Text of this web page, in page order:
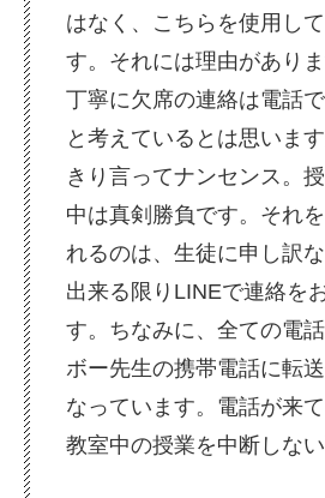
はなく、こちらを使用し
す。それには理由があり
丁寧に欠席の連絡は電話で
と考えているとは思いま
きり言ってナンセンス。
中は真剣勝負です。それ
れるのは、生徒に申し訳な
出来る限りLINEで連絡を
す。ちなみに、全ての電
ボー先生の携帯電話に転
なっています。電話が来
教室中の授業を中断しない